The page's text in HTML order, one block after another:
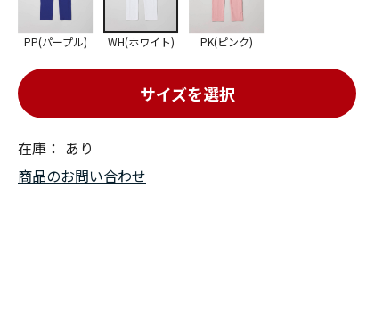
在庫： あり
サイズを選択
PP(パープル) WH(ホワイト) PK(ピンク)
商品のお問い合わせ